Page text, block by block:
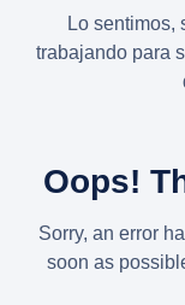
Lo sentimos,
trabajando para
Oops!
Sorry, an error
soon as